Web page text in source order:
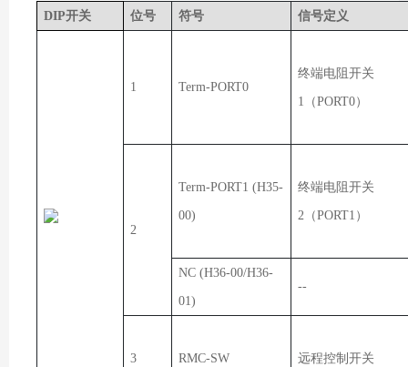
DIP开关 位号 符号 信号定义
1 Term-PORT0
终端电阻开关
1（PORT0）
2
Term-PORT1 (H35-
00)
终端电阻开关
2（PORT1）
NC (H36-00/H36-
01)
--
3 RMC-SW 远程控制开关